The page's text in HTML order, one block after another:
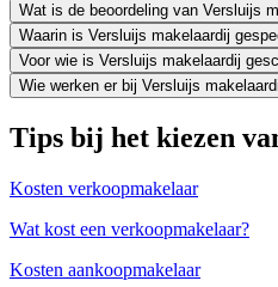
Wat is de beoordeling van Versluijs
Waarin is Versluijs makelaardij
Voor wie is Versluijs makelaardij
Wie werken er bij Versluijs
Tips bij het kiezen
Kosten verkoopmakelaar
Wat kost een verkoopmakelaar?
Kosten aankoopmakelaar